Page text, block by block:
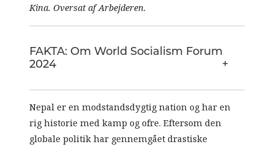
Kina. Oversat af Arbejderen.
FAKTA: Om World Socialism Forum
2024
Nepal er en modstandsdygtig nation og har en
rig historie med kamp og ofre. Eftersom den
globale politik har gennemgået drastiske